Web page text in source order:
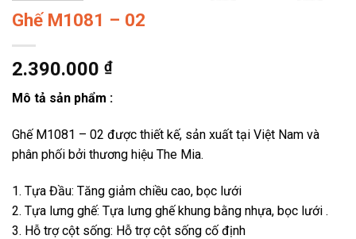
Ghế M1081 – 02
2.390.000 ₫
Mô tả sản phẩm :
Ghế M1081 – 02 được thiết kế, sản xuất tại Việt Nam và
phân phối bởi thương hiệu The Mia.
1. Tựa Đầu: Tăng giảm chiều cao, bọc lưới
2. Tựa lưng ghế: Tựa lưng ghế khung bằng nhựa, bọc lưới .
3. Hỗ trợ cột sống: Hỗ trợ cột sống cố định